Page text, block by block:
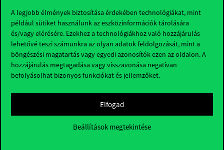
A legjobb élmények biztosítása érdekében technológiákat, mint
például sütiket használunk az eszközinformációk tárolására
és/vagy elérésére. Ezekhez a technológiákhoz való hozzájárulás
lehetővé teszi számunkra az olyan adatok feldolgozását, mint a
böngészési magatartás vagy egyedi azonosítók ezen az oldalon. A
hozzájárulás megtagadása vagy visszavonása negatívan
befolyásolhat bizonyos funkciókat és jellemzőket.
Elfogad
Beállítások megtekintése
Kérdésed van a felvételivel kapcsolatban?
Oktatói elérhetőségek
HUB jelenlegi hallgatóinknak
Sajtó:press@uni-corvinus.hu